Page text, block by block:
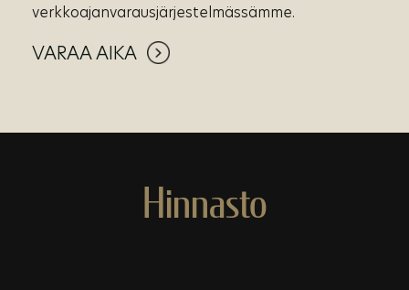
verkkoajanvarausjärjestelmässämme.
VARAA AIKA
Hinnasto